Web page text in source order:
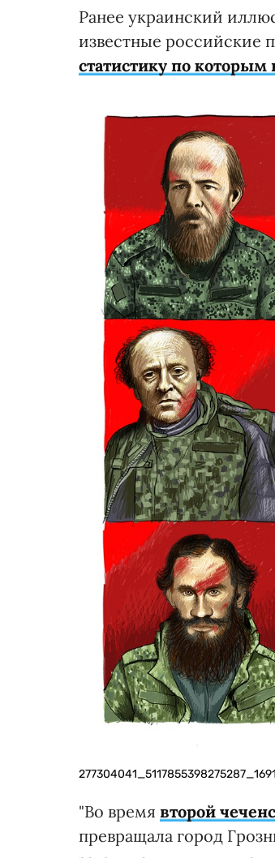
Ранее украинский
известные российские
статистику по
"Во время второй
превращала город